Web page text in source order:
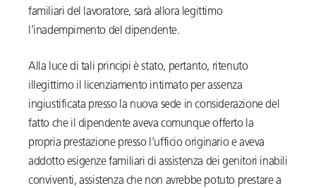
familiari del lavoratore, sarà allora legittimo
l’inadempimento del dipendente.
Alla luce di tali principi è stato, pertanto, ritenuto
illegittimo il licenziamento intimato per assenza
ingiustificata presso la nuova sede in considerazione del
fatto che il dipendente aveva comunque offerto la
propria prestazione presso l’ufficio originario e aveva
addotto esigenze familiari di assistenza dei genitori inabili
conviventi, assistenza che non avrebbe potuto prestare a